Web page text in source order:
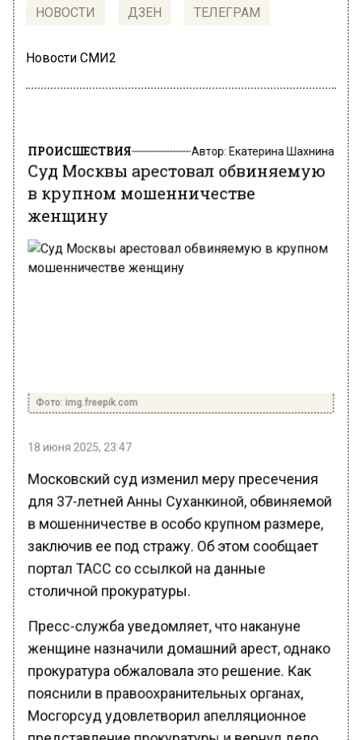
НОВОСТИ ДЗЕН ТЕЛЕГРАМ
Новости СМИ2
Суд Москвы арестовал обвиняемую
в крупном мошенничестве
женщину
Фото: img.freepik.com
18 июня 2025, 23:47
Московский суд изменил меру пресечения
для 37-летней Анны Суханкиной, обвиняемой
в мошенничестве в особо крупном размере,
заключив ее под стражу. Об этом сообщает
портал ТАСС со ссылкой на данные
столичной прокуратуры.
Пресс-служба уведомляет, что накануне
женщине назначили домашний арест, однако
прокуратура обжаловала это решение. Как
пояснили в правоохранительных органах,
Мосгорсуд удовлетворил апелляционное
представление прокуратуры и вернул дело